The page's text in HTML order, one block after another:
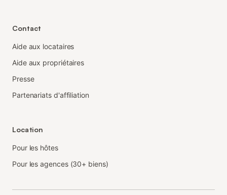
Contact
Aide aux locataires
Aide aux propriétaires
Presse
Partenariats d'affiliation
Location
Pour les hôtes
Pour les agences (30+ biens)